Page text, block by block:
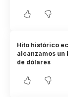
Hito histórico
alcanzamos un
de dólares